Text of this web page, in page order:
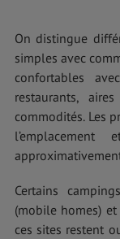
On distingue
simples avec
confortables
restaurants,
commodités. Les
Certains
(mobile homes)
ces sites restent